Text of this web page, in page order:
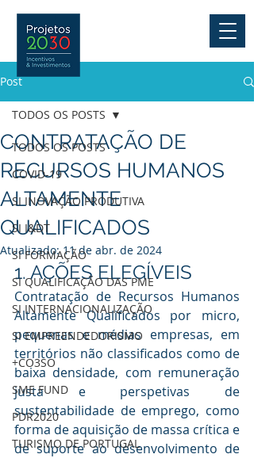
Post
TODOS OS POSTS
COVID-19
SI INOVAÇÃO PRODUTIVA
SI I&DT
SI FORMAÇÃO
SI QUALIFICAÇÃO DAS PME
SI INTERNACIONALIZAÇÃO
SI EMPREENDEDORISMO
+CO3SO
SME FUND
PDR2020
TURISMO DE PORTUGAL
TODOS OS POSTS
CONTRATAÇÃO DE
RECURSOS HUMANOS
ALTAMENTE
QUALIFICADOS
Atualizado:11 de abr. de 2024
1. AÇÕES ELEGÍVEIS
Contratação de Recursos Humanos
Altamente Qualificados por micro,
pequenas e médias empresas, em
territórios não classificados como de
baixa densidade, com remuneração
justa e perspetivas de
sustentabilidade de emprego, como
forma de aquisição de massa crítica e
de suporte ao desenvolvimento de